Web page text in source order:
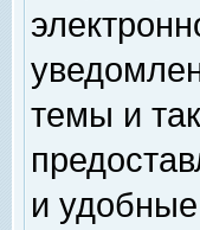
темы и
и